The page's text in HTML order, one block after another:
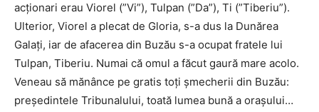
acționari erau Viorel (”Vi”), Tulpan (”Da”), Ti (”Tiberiu”).
Ulterior, Viorel a plecat de Gloria, s-a dus la Dunărea
Galați, iar de afacerea din Buzău s-a ocupat fratele lui
Tulpan, Tiberiu. Numai că omul a făcut gaură mare acolo.
Veneau să mănânce pe gratis toți șmecherii din Buzău:
președintele Tribunalului, toată lumea bună a orașului…